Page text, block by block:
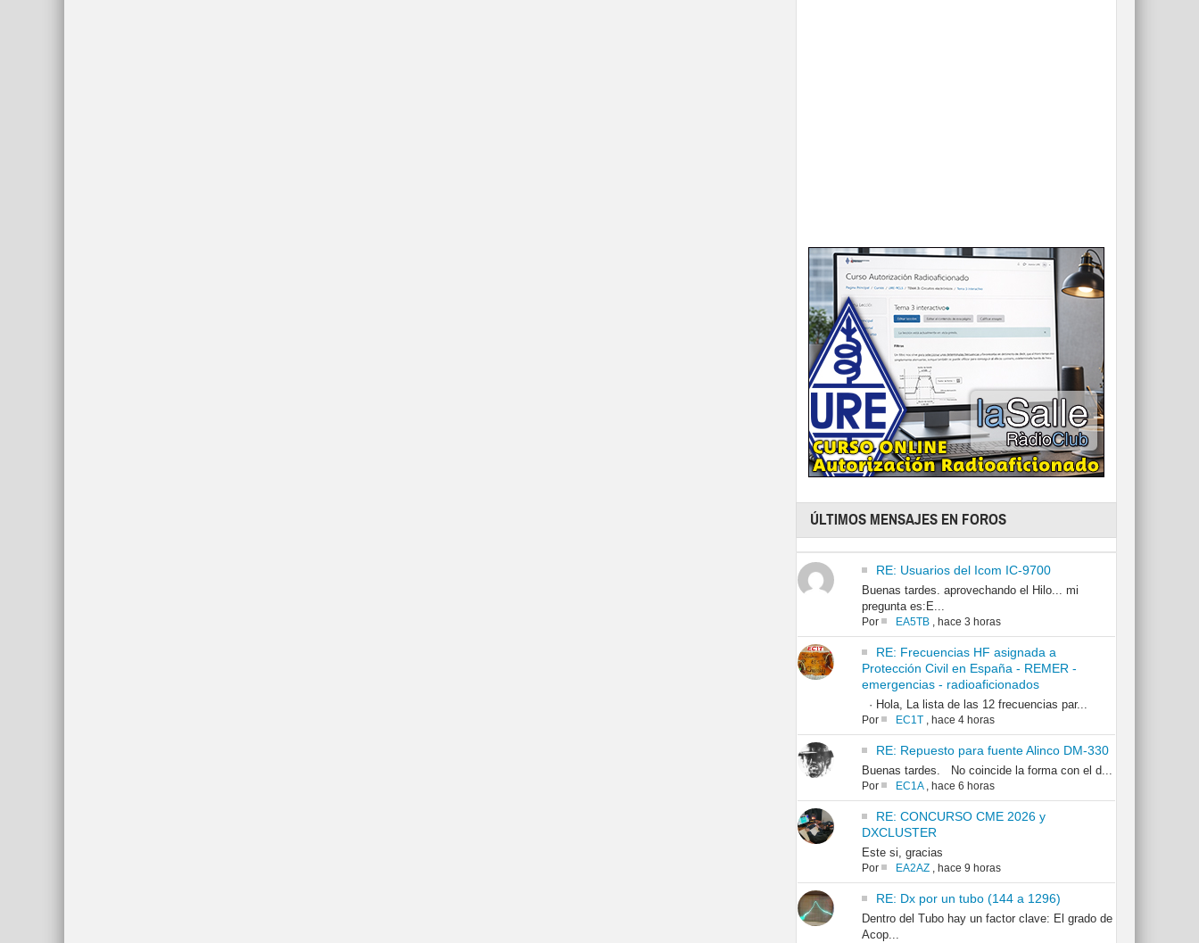
ÚLTIMOS MENSAJES EN FOROS
RE: Usuarios del Icom IC-9700
Buenas tardes. aprovechando el Hilo... mi
pregunta es:E...
Por EA5TB, hace 3 horas
RE: Frecuencias HF asignada a
Protección Civil en España - REMER -
emergencias - radioaficionados
· Hola, La lista de las 12 frecuencias par...
Por EC1T, hace 4 horas
RE: Repuesto para fuente Alinco DM-330
Buenas tardes. No coincide la forma con el d...
Por EC1A, hace 6 horas
RE: CONCURSO CME 2026 y
DXCLUSTER
Este si, gracias
Por EA2AZ, hace 9 horas
RE: Dx por un tubo (144 a 1296)
Dentro del Tubo hay un factor clave: El grado de
Acop...